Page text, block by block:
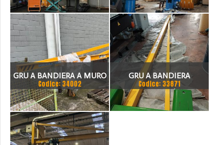
GRU A BANDIERA A MURO
1000 KG PEDRIELLI
Codice: 34002
GRU A BANDIERA
ELEPHANT F200/4 KG 200
Codice: 33871